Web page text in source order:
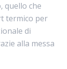
quello che
termico per
di
alla messa